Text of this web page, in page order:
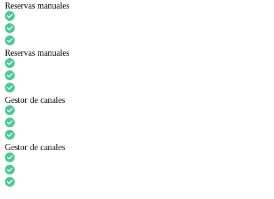
Reservas manuales
Reservas manuales
Gestor de canales
Gestor de canales